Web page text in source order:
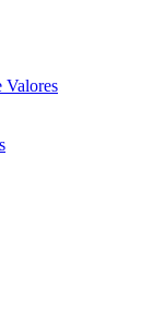
Valores